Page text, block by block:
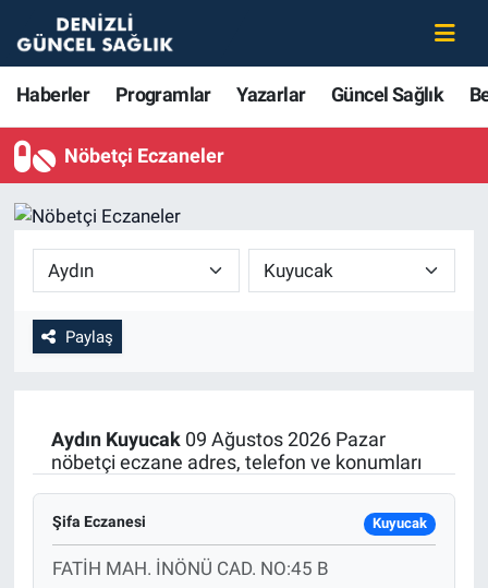
Haberler Programlar Yazarlar Güncel Sağlık
Nöbetçi Eczaneler
Paylaş
Aydın Kuyucak09 Ağustos 2026 Pazar
nöbetçi eczane adres, telefon ve konumları
Şifa Eczanesi Kuyucak
FATİH MAH. İNÖNÜ CAD. NO:45 B
Haberler
Güncel Sağlık
Estetik ve Güzellik
Merkezefendi Nöbetçi Eczaneler
Süper Lig Puan Durumu ve Fikstür